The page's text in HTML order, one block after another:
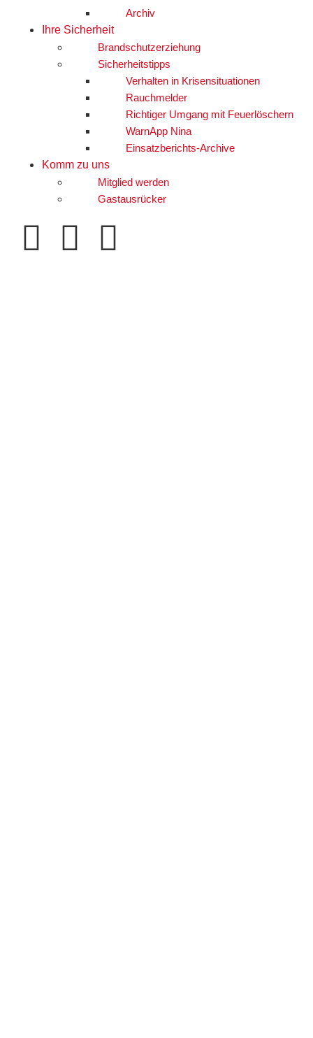
Archiv
Ihre Sicherheit
Brandschutzerziehung
Sicherheitstipps
Verhalten in Krisensituationen
Rauchmelder
Richtiger Umgang mit Feuerlöschern
WarnApp Nina
Einsatzberichts-Archive
Komm zu uns
Mitglied werden
Gastausrücker